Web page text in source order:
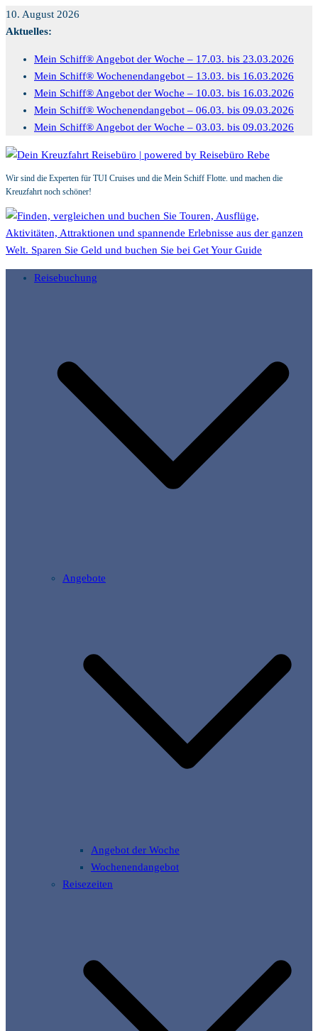
Zum
Inhalt
10. August 2026
Aktuelles:
Mein Schiff® Angebot der Woche – 17.03. bis 23.03.2026
Mein Schiff® Wochenendangebot – 13.03. bis 16.03.2026
Mein Schiff® Angebot der Woche – 10.03. bis 16.03.2026
Mein Schiff® Wochenendangebot – 06.03. bis 09.03.2026
Mein Schiff® Angebot der Woche – 03.03. bis 09.03.2026
Wir sind die Experten für TUI Cruises und die Mein Schiff Flotte. und machen die
Kreuzfahrt noch schöner!
Reisebuchung
Angebote
Angebot der Woche
Wochenendangebot
Reisezeiten